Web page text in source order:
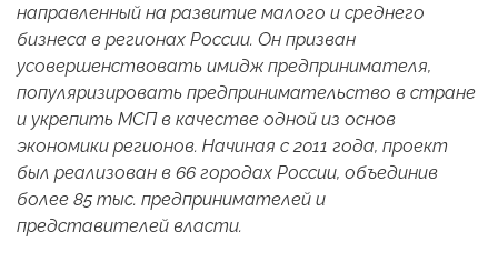
направленный на развитие малого и среднего
бизнеса в регионах России. Он призван
усовершенствовать имидж предпринимателя,
популяризировать предпринимательство в стране
и укрепить МСП в качестве одной из основ
экономики регионов. Начиная с 2011 года, проект
был реализован в 66 городах России, объединив
более 85 тыс. предпринимателей и
представителей власти.